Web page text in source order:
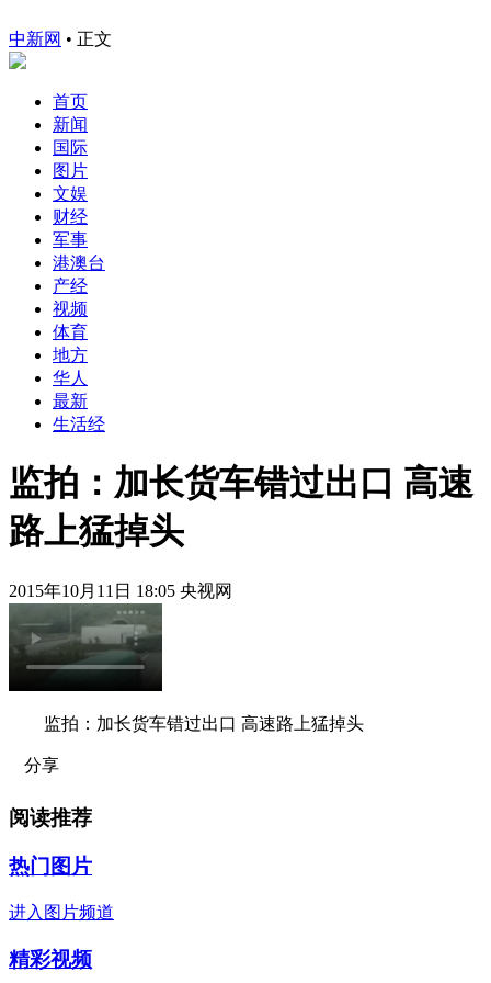
中新网 • 正文
首页
新闻
国际
图片
文娱
财经
军事
港澳台
产经
视频
体育
地方
华人
最新
生活经
监拍：加长货车错过出口 高速
路上猛掉头
2015年10月11日 18:05 央视网
监拍：加长货车错过出口 高速路上猛掉头
分享
阅读推荐
热门图片
进入图片频道
精彩视频